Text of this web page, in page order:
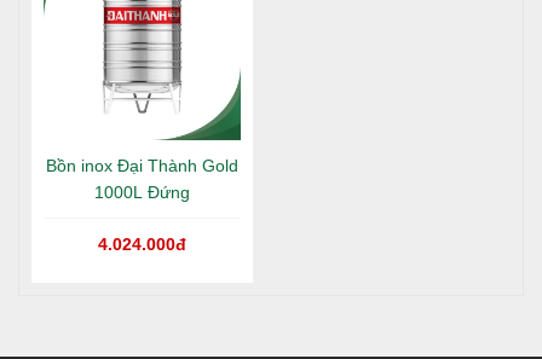
Bồn inox Đại Thành Gold
1000L Đứng
4.024.000đ